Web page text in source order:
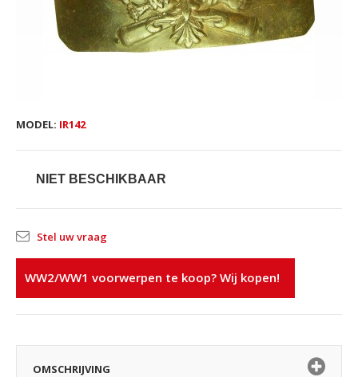
MODEL: IR142
NIET BESCHIKBAAR
Stel uw vraag
WW2/WW1 voorwerpen te koop? Wij kopen!
OMSCHRIJVING